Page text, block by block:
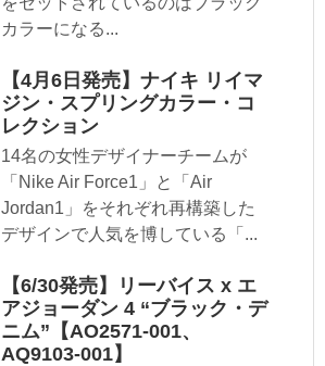
カラーになる...
【4月6日発売】ナイキ リイマ
ジン・スプリングカラー・コ
レクション
14名の女性デザイナーチームが
「Nike Air Force1」と「Air
Jordan1」をそれぞれ再構築した
デザインで人気を博している「...
【6/30発売】リーバイス x エ
アジョーダン 4 “ブラック・デ
ニム”【AO2571-001、
AQ9103-001】